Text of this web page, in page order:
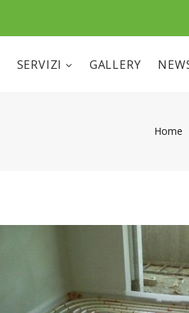
SERVIZI GALLERY
Home